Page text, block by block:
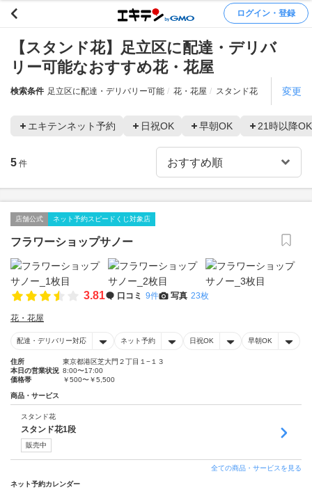
ログイン・登録
【スタンド花】足立区に配達・デリバ
リー可能なおすすめ花・花屋
検索条件 足立区に配達・デリバリー可能 花・花屋 スタンド花 変更
エキテンネット予約 日祝OK 早朝OK 21時以降OK
5 件
店舗公式 ネット予約スピードくじ対象店
フラワーショップサノー
3.81 口コミ 9件 写真 23枚
花・花屋
配達・デリバリー対応 ネット予約 日祝OK 早朝OK
住所
東京都港区芝大門２丁目１−１３
本日の営業状況 8:00〜17:00
価格帯
￥500〜￥5,500
商品・サービス
スタンド花
スタンド花1段
販売中
全ての商品・サービスを見る
ネット予約カレンダー